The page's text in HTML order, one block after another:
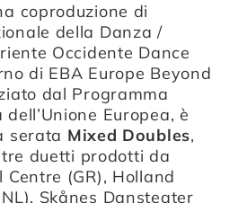
coproduzione di
della Danza /
Occidente Dance
di EBA Europe Beyond
dal Programma
Europea, è
serata Mixed Doubles,
duetti prodotti da
Centre (GR), Holland
Skånes Dansteater